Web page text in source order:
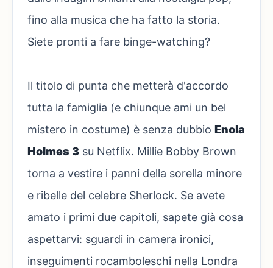
fino alla musica che ha fatto la storia.
Siete pronti a fare binge-watching?
Il titolo di punta che metterà d'accordo
tutta la famiglia (e chiunque ami un bel
mistero in costume) è senza dubbio Enola
Holmes 3 su Netflix. Millie Bobby Brown
torna a vestire i panni della sorella minore
e ribelle del celebre Sherlock. Se avete
amato i primi due capitoli, sapete già cosa
aspettarvi: sguardi in camera ironici,
inseguimenti rocamboleschi nella Londra